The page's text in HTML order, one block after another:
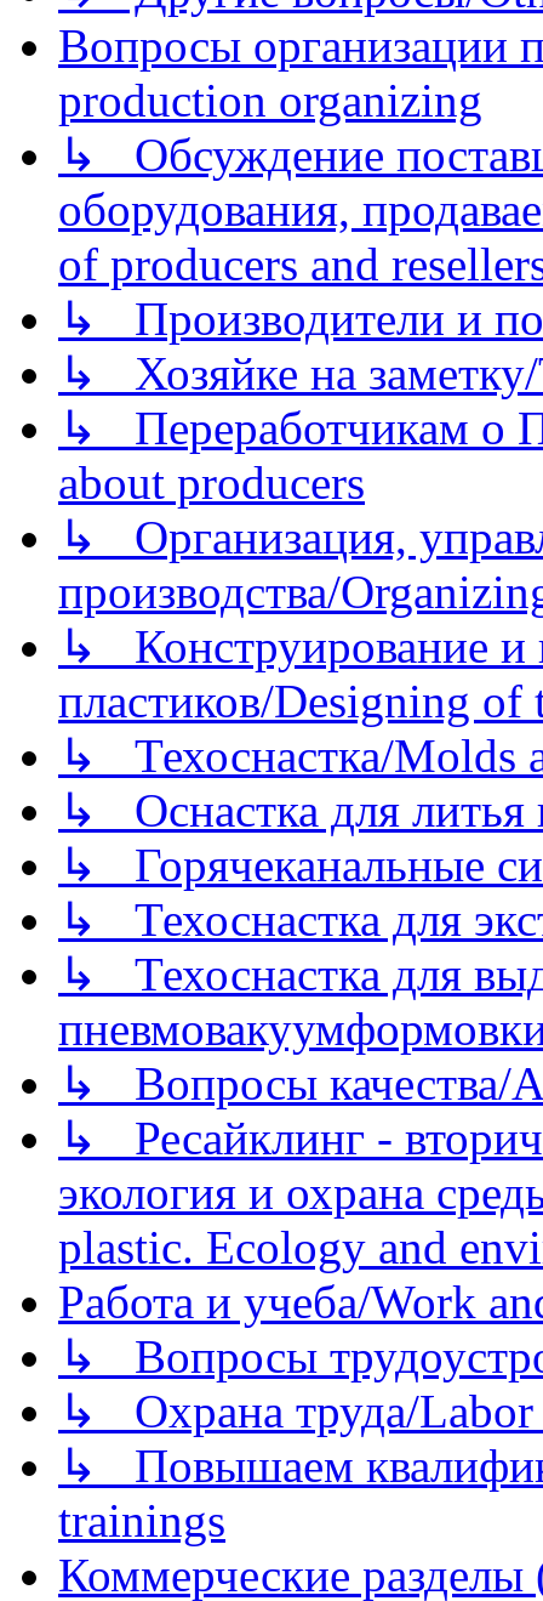
Вопросы организации
production organizing
↳ Обсуждение
оборудования,
of producers and
↳ Производители и
↳ Хозяйке на
↳ Переработчикам о
about producers
↳ Организация,
производства/
↳ Конструирование и
пластиков/Designing of
↳ Техоснастка/Molds
↳ Оснастка для литья
↳ Горячеканальные
↳ Техоснастка для
↳ Техоснастка для
↳ Вопросы качества/
↳ Ресайклинг -
экология и охрана
plastic. Ecology and
Работа и учеба/Work
↳ Вопросы
↳ Охрана труда/Labor
↳ Повышаем
trainings
Коммерческие